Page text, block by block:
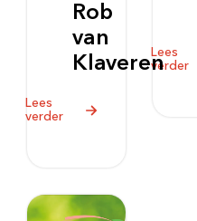
Rob
van
Klaveren
Lees
verder
Lees
verder